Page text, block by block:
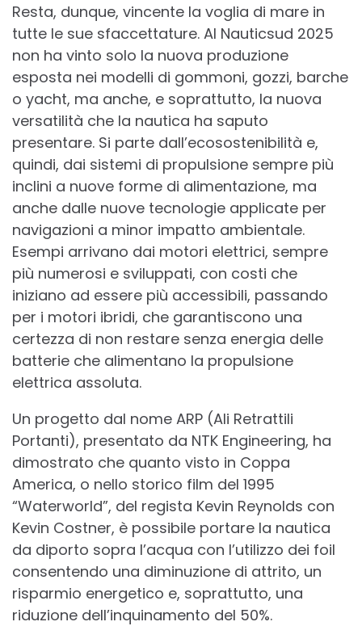
Resta, dunque, vincente la voglia di mare in
tutte le sue sfaccettature. Al Nauticsud 2025
non ha vinto solo la nuova produzione
esposta nei modelli di gommoni, gozzi, barche
o yacht, ma anche, e soprattutto, la nuova
versatilità che la nautica ha saputo
presentare. Si parte dall’ecosostenibilità e,
quindi, dai sistemi di propulsione sempre più
inclini a nuove forme di alimentazione, ma
anche dalle nuove tecnologie applicate per
navigazioni a minor impatto ambientale.
Esempi arrivano dai motori elettrici, sempre
più numerosi e sviluppati, con costi che
iniziano ad essere più accessibili, passando
per i motori ibridi, che garantiscono una
certezza di non restare senza energia delle
batterie che alimentano la propulsione
elettrica assoluta.
Un progetto dal nome ARP (Ali Retrattili
Portanti), presentato da NTK Engineering, ha
dimostrato che quanto visto in Coppa
America, o nello storico film del 1995
“Waterworld”, del regista Kevin Reynolds con
Kevin Costner, è possibile portare la nautica
da diporto sopra l’acqua con l’utilizzo dei foil
consentendo una diminuzione di attrito, un
risparmio energetico e, soprattutto, una
riduzione dell’inquinamento del 50%.